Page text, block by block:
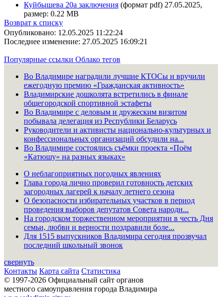
Куйбышева 20а заключения (формат pdf) 27.05.2025,
размер: 0.22 MB
Возврат к списку
Опубликовано: 12.05.2025 11:22:24
Последнее изменение: 27.05.2025 16:09:21
Популярные ссылки Облако тегов
Во Владимире наградили лучшие КТОСы и вручили
ежегодную премию «Гражданская активность»
Владимирские дошколята встретились в финале
общегородской спортивной эстафеты
Во Владимире с деловым и дружеским визитом
побывала делегация из Республики Беларусь
Руководители и активисты национально-культурных и
конфессиональных организаций обсудили на...
Во Владимире состоялись съёмки проекта «Поём
«Катюшу» на разных языках»
О неблагоприятных погодных явлениях
Глава города лично проверил готовность детских
загородных лагерей к началу летнего сезона
О безопасности избирательных участков в период
проведения выборов депутатов Совета народн...
На городском торжественном мероприятии в честь Дня
семьи, любви и верности поздравили боле...
Для 1515 выпускников Владимира сегодня прозвучал
последний школьный звонок
свернуть
Контакты Карта сайта Статистика
© 1997-2026 Официальный сайт органов
местного самоуправления города Владимира